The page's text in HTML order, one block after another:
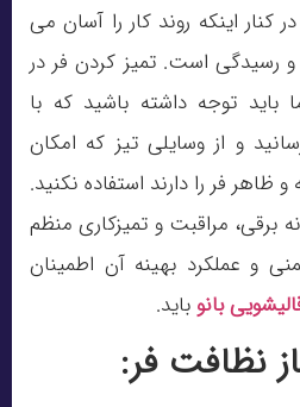
کنار اینکه روند کار را آسان می
رسیدگی است. تمیز کردن فر در
باید توجه داشته باشید که با
و از وسایلی تیز که امکان
فر را دارند استفاده نکنید.
برقی، مراقبت و تمیزکاری منظم
و عملکرد بهینه آن اطمینان
بانو باید.
نظافت فر: